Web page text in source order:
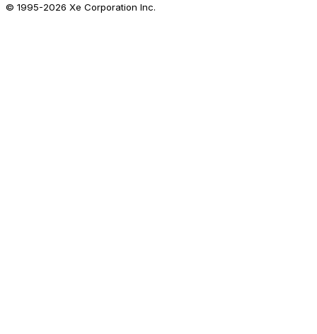
© 1995-2026 Xe Corporation Inc.